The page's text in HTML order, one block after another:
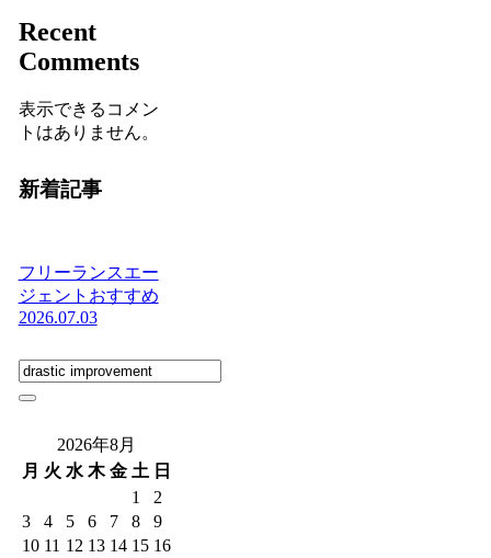
Recent
Comments
表示できるコメン
トはありません。
新着記事
フリーランスエー
ジェントおすすめ
2026.07.03
2026年8月
月 火 水 木 金 土 日
1
2
3
4 5 6 7 8
9
10 11 12 13 14 15 16